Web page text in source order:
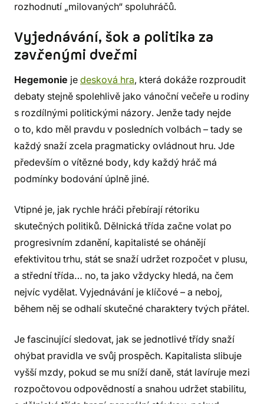
rozhodnutí „milovaných“ spoluhráčů.
Vyjednávání, šok a politika za
zavřenými dveřmi
Hegemonie je desková hra, která dokáže rozproudit
debaty stejně spolehlivě jako vánoční večeře u rodiny
s rozdílnými politickými názory. Jenže tady nejde
o to, kdo měl pravdu v posledních volbách – tady se
každý snaží zcela pragmaticky ovládnout hru. Jde
především o vítězné body, kdy každý hráč má
podmínky bodování úplně jiné.
Vtipné je, jak rychle hráči přebírají rétoriku
skutečných politiků. Dělnická třída začne volat po
progresivním zdanění, kapitalisté se ohánějí
efektivitou trhu, stát se snaží udržet rozpočet v plusu,
a střední třída… no, ta jako vždycky hledá, na čem
nejvíc vydělat. Vyjednávání je klíčové – a neboj,
během něj se odhalí skutečné charaktery tvých přátel.
Je fascinující sledovat, jak se jednotlivé třídy snaží
ohýbat pravidla ve svůj prospěch. Kapitalista slibuje
vyšší mzdy, pokud se mu sníží daně, stát lavíruje mezi
rozpočtovou odpovědností a snahou udržet stabilitu,